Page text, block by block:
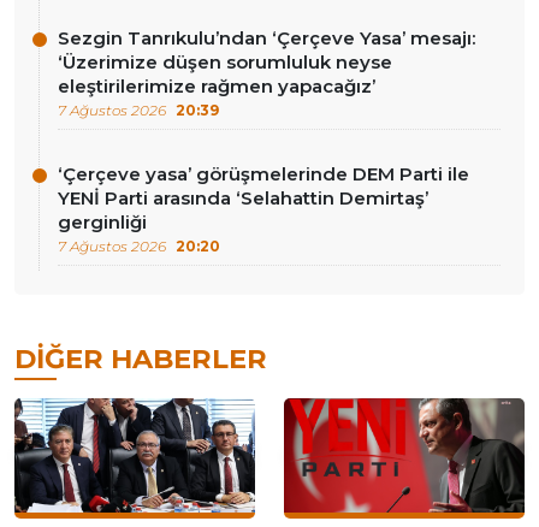
Sezgin Tanrıkulu’ndan ‘Çerçeve Yasa’ mesajı:
‘Üzerimize düşen sorumluluk neyse
eleştirilerimize rağmen yapacağız’
7 Ağustos 2026 20:39
‘Çerçeve yasa’ görüşmelerinde DEM Parti ile
YENİ Parti arasında ‘Selahattin Demirtaş’
gerginliği
7 Ağustos 2026 20:20
DIĞER HABERLER